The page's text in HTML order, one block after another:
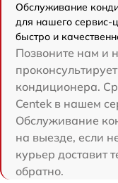
Обслуживание
для нашего сервис-
быстро и
Позвоните нам и
кондиционера.
Centek в нашем
Обслуживание
на выезде, если
курьер доставит
обратно.